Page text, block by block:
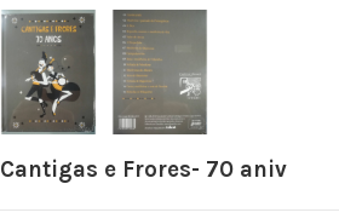
Cantigas e Frores- 70 aniv